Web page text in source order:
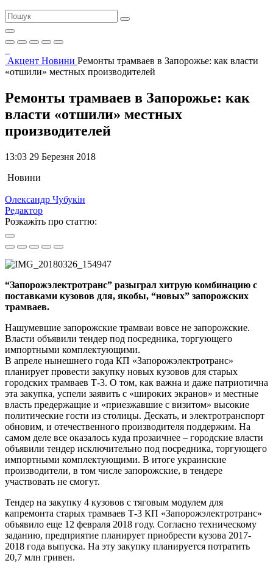
Акцент Новини Ремонты трамваев в Запорожье: как власти
«отшили» местных производителей
Ремонты трамваев в Запорожье: как
власти «отшили» местных
производителей
13:03 29 Березня 2018
Новини
Олександр Чубукін
Редактор
Розкажіть про статтю:
“Запорожэлектротранс” разыграл хитрую комбинацию с
поставками кузовов для, якобы, “новых” запорожских
трамваев.
Нашумевшие запорожские трамваи вовсе не запорожские.
Власти объявили тендер под посредника, торгующего
импортными комплектующими.
В апреле нынешнего года КП «Запорожэлектротранс»
планирует провести закупку новых кузовов для старых
городских трамваев Т-3. О том, как важна и даже патриотична
эта закупка, успели заявить с «широких экранов» и местные
власть предержащие и «приезжавшие с визитом» высокие
политические гости из столицы. Дескать, и электротранспорт
обновим, и отечественного производителя поддержим. На
самом деле все оказалось куда прозаичнее – городские власти
объявили тендер исключительно под посредника, торгующего
импортными комплектующими. В итоге украинские
производители, в том числе запорожские, в тендере
участвовать не смогут.
Тендер на закупку 4 кузовов с тяговым модулем для
капремонта старых трамваев Т-3 КП «Запорожэлектротранс»
объявило еще 12 февраля 2018 году. Согласно техническому
заданию, предприятие планирует приобрести кузова 2017-
2018 года выпуска. На эту закупку планируется потратить
20,7 млн гривен.